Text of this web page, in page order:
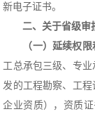
新电子证书。
二、关于省级审
（一）延续权限
工总承包三级、专
发的工程勘察、工
企业资质），资质